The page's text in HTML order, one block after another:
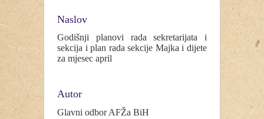
Naslov
Godišnji planovi rada sekretarijata i
sekcija i plan rada sekcije Majka i dijete
za mjesec april
Autor
Glavni odbor AFŽa BiH